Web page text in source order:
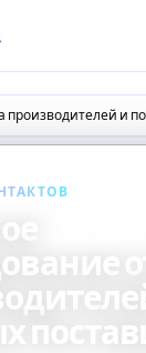
покупателей
Бесплатная база производителей и поставщиков товаров оптом
от